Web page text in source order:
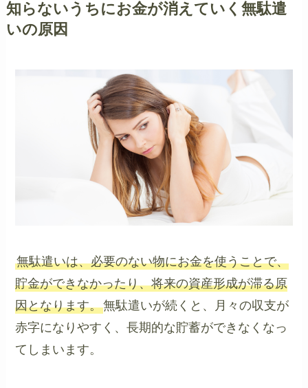
知らないうちにお金が消えていく無駄遣
いの原因
無駄遣いは、必要のない物にお金を使うことで、
貯金ができなかったり、将来の資産形成が滞る原
因となります。無駄遣いが続くと、月々の収支が
赤字になりやすく、長期的な貯蓄ができなくなっ
てしまいます。